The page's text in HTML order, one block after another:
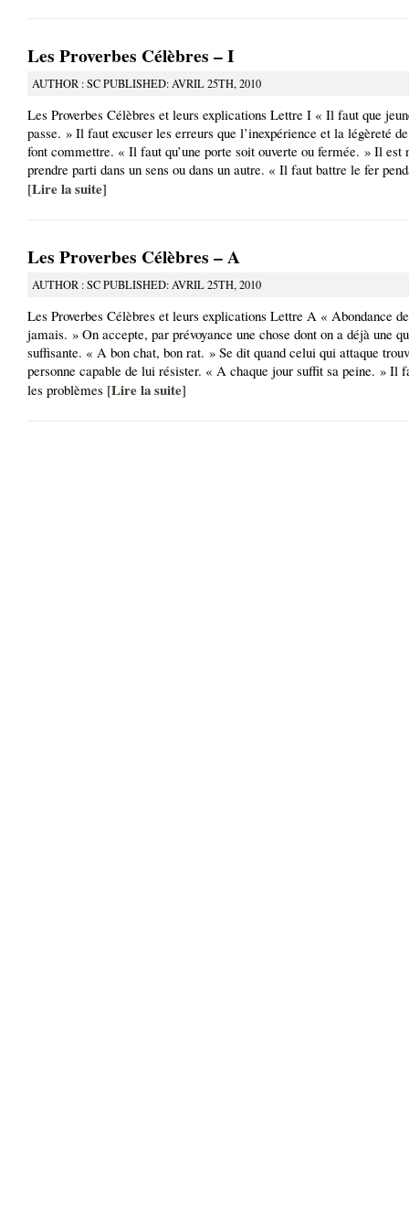
Les Proverbes Célèbres – I
AUTHOR : SC PUBLISHED: AVRIL 25TH, 2010
Les Proverbes Célèbres et leurs explications Lettre I « Il faut que
passe. » Il faut excuser les erreurs que l’inexpérience et la légèreté
font commettre. « Il faut qu’une porte soit ouverte ou fermée. » Il est
prendre parti dans un sens ou dans un autre. « Il faut battre le fer
[Lire la suite]
Les Proverbes Célèbres – A
AUTHOR : SC PUBLISHED: AVRIL 25TH, 2010
Les Proverbes Célèbres et leurs explications Lettre A « Abondance
jamais. » On accepte, par prévoyance une chose dont on a déjà une
suffisante. « A bon chat, bon rat. » Se dit quand celui qui attaque
personne capable de lui résister. « A chaque jour suffit sa peine. » Il
les problèmes [Lire la suite]